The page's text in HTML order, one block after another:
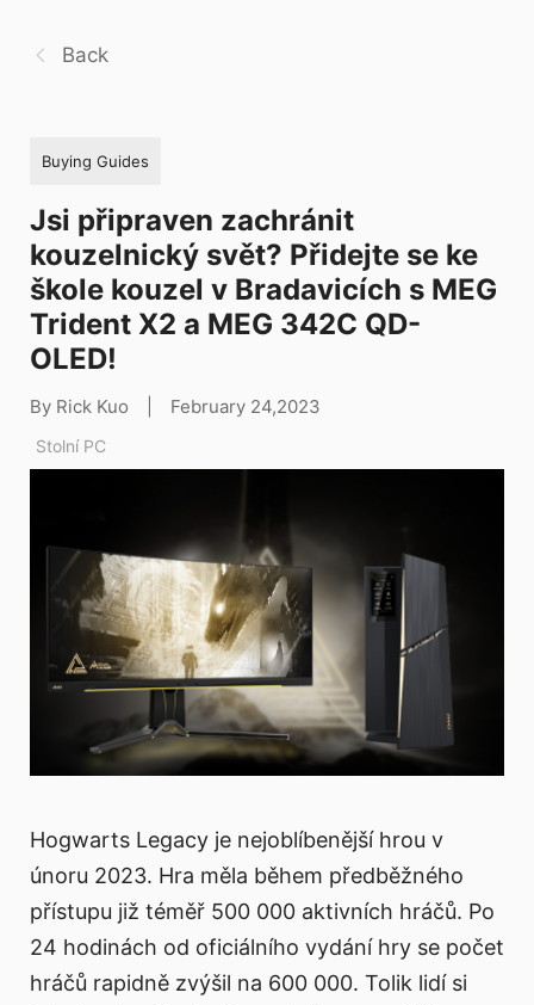
Back
Buying Guides
Jsi připraven zachránit
kouzelnický svět? Přidejte se ke
škole kouzel v Bradavicích s MEG
Trident X2 a MEG 342C QD-
OLED!
By Rick Kuo February 24,2023
Stolní PC
Hogwarts Legacy je nejoblíbenější hrou v
únoru 2023. Hra měla během předběžného
přístupu již téměř 500 000 aktivních hráčů. Po
24 hodinách od oficiálního vydání hry se počet
hráčů rapidně zvýšil na 600 000. Tolik lidí si